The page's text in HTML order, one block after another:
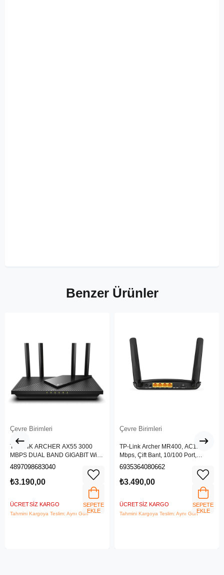
Benzer Ürünler
Çevre Birimleri
TP-LINK ARCHER AX55 3000
MBPS DUAL BAND GIGABIT Wi-Fi
6 ROUTER
4897098683040
₺3.190,00
ÜCRETSIZ KARGO
Tahmini Kargoya Teslim: Aynı Gün
SEPETE
EKLE
Çevre Birimleri
TP-Link Archer MR400, AC1200
Mbps, Çift Bant, 10/100 Port,
4G/3G SIM Yuvası, Kablosuz 4G
6935364080662
₺3.490,00
ÜCRETSIZ KARGO
Tahmini Kargoya Teslim: Aynı Gün
SEPETE
EKLE